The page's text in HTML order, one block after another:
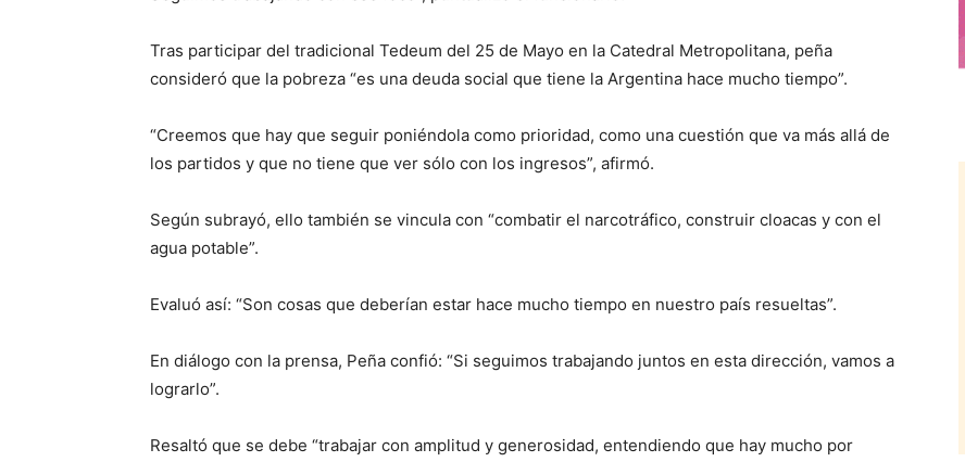
Tras participar del tradicional Tedeum del 25 de Mayo en la Catedral Metropolitana, peña
consideró que la pobreza “es una deuda social que tiene la Argentina hace mucho tiempo”.
“Creemos que hay que seguir poniéndola como prioridad, como una cuestión que va más allá de
los partidos y que no tiene que ver sólo con los ingresos”, afirmó.
Según subrayó, ello también se vincula con “combatir el narcotráfico, construir cloacas y con el
agua potable”.
Evaluó así: “Son cosas que deberían estar hace mucho tiempo en nuestro país resueltas”.
En diálogo con la prensa, Peña confió: “Si seguimos trabajando juntos en esta dirección, vamos a
lograrlo”.
Resaltó que se debe “trabajar con amplitud y generosidad, entendiendo que hay mucho por